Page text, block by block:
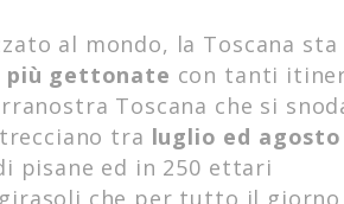
al mondo, la Toscana sta
gettonate con tanti
Toscana che si
tra luglio ed agosto
pisane ed in 250 ettari
che per tutto il giorno